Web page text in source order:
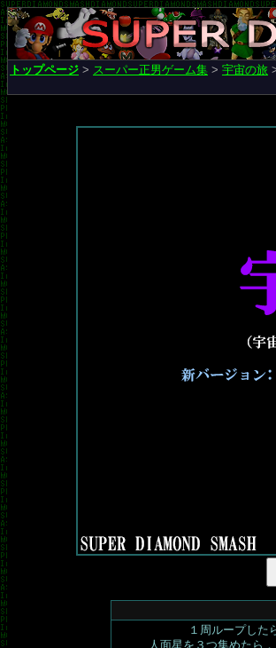
トップページ > スーパー正男ゲーム集 > 宇宙の旅
１周ループした
人面星を３つ集めたら